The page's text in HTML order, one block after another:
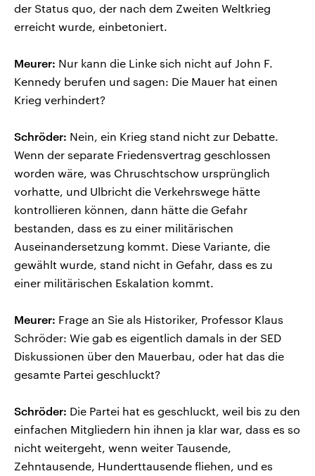
der Status quo, der nach dem Zweiten Weltkrieg
erreicht wurde, einbetoniert.
Meurer: Nur kann die Linke sich nicht auf John F.
Kennedy berufen und sagen: Die Mauer hat einen
Krieg verhindert?
Schröder: Nein, ein Krieg stand nicht zur Debatte.
Wenn der separate Friedensvertrag geschlossen
worden wäre, was Chruschtschow ursprünglich
vorhatte, und Ulbricht die Verkehrswege hätte
kontrollieren können, dann hätte die Gefahr
bestanden, dass es zu einer militärischen
Auseinandersetzung kommt. Diese Variante, die
gewählt wurde, stand nicht in Gefahr, dass es zu
einer militärischen Eskalation kommt.
Meurer: Frage an Sie als Historiker, Professor Klaus
Schröder: Wie gab es eigentlich damals in der SED
Diskussionen über den Mauerbau, oder hat das die
gesamte Partei geschluckt?
Schröder: Die Partei hat es geschluckt, weil bis zu den
einfachen Mitgliedern hin ihnen ja klar war, dass es so
nicht weitergeht, wenn weiter Tausende,
Zehntausende, Hunderttausende fliehen, und es